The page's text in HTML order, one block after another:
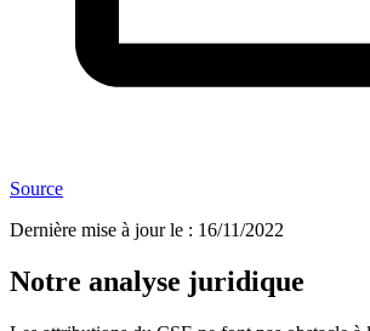
Source
Dernière mise à jour le : 16/11/2022
Notre analyse juridique